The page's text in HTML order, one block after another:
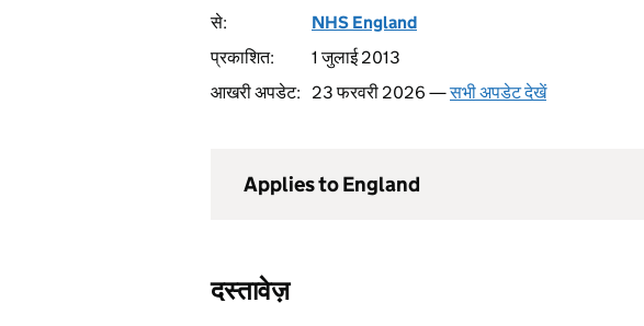
से:
NHS England
प्रकाशित:
1 जुलाई 2013
आखरी अपडेट:
23 फरवरी 2026 —सभी अपडेट देखें
Applies to England
दस्तावेज़